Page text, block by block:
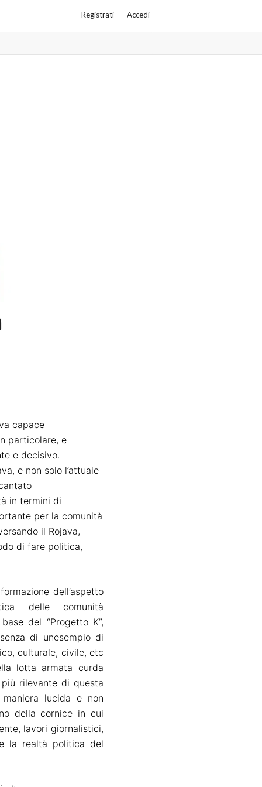
Registrati Accedi
capace
particolare, e
e decisivo.
e non solo l’attuale
in termini di
per la comunità
il Rojava,
di fare politica,
dell’aspetto
delle comunità
del “Progetto K”,
di unesempio di
culturale, civile, etc
lotta armata curda
rilevante di questa
maniera lucida e non
della cornice in cui
lavori giornalistici,
la realtà politica del